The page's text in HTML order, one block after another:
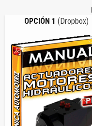
OPCIÓN 1 (Dropbox)